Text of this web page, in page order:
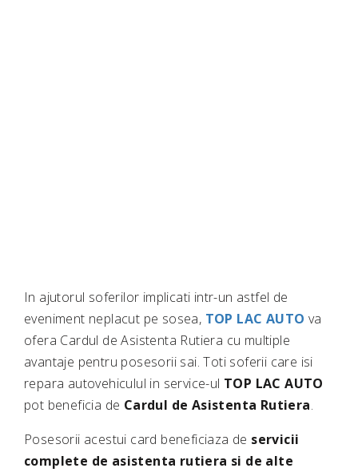
In ajutorul soferilor implicati intr-un astfel de
eveniment neplacut pe sosea, TOP LAC AUTO va
ofera Cardul de Asistenta Rutiera cu multiple
avantaje pentru posesorii sai. Toti soferii care isi
repara autovehiculul in service-ul TOP LAC AUTO
pot beneficia de Cardul de Asistenta Rutiera.
Posesorii acestui card beneficiaza de servicii
complete de asistenta rutiera si de alte